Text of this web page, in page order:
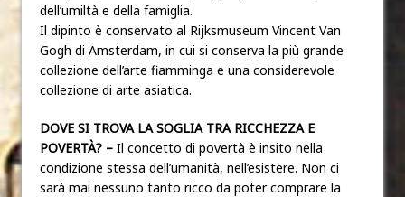
dell’umiltà e della famiglia.
Il dipinto è conservato al Rijksmuseum Vincent Van
Gogh di Amsterdam, in cui si conserva la più grande
collezione dell’arte fiamminga e una considerevole
collezione di arte asiatica.
DOVE SI TROVA LA SOGLIA TRA RICCHEZZA E
POVERTÀ? – Il concetto di povertà è insito nella
condizione stessa dell’umanità, nell’esistere. Non ci
sarà mai nessuno tanto ricco da poter comprare la